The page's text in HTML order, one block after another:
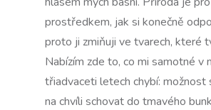
prostředkem, jak si konečně
proto ji zmiňuji ve tvarech, které
Nabízím zde to, co mi samotné v
třiadvaceti letech chybí: možnost
na chvíli schovat do tmavého